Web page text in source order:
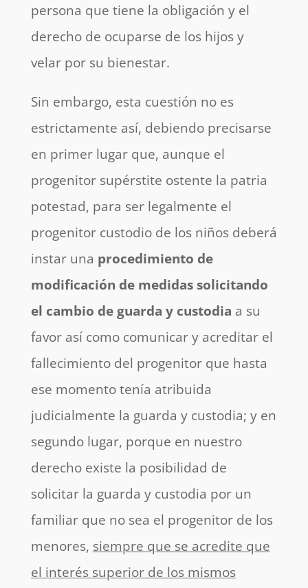
persona que tiene la obligación y el
derecho de ocuparse de los hijos y
velar por su bienestar.
Sin embargo, esta cuestión no es
estrictamente así, debiendo precisarse
en primer lugar que, aunque el
progenitor supérstite ostente la patria
potestad, para ser legalmente el
progenitor custodio de los niños deberá
instar una procedimiento de
modificación de medidas solicitando
el cambio de guarda y custodia a su
favor así como comunicar y acreditar el
fallecimiento del progenitor que hasta
ese momento tenía atribuida
judicialmente la guarda y custodia; y en
segundo lugar, porque en nuestro
derecho existe la posibilidad de
solicitar la guarda y custodia por un
familiar que no sea el progenitor de los
menores, siempre que se acredite que
el interés superior de los mismos